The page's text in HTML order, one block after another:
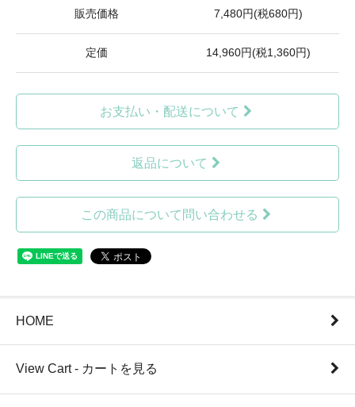
販売価格 7,480円(税680円)
定価 14,960円(税1,360円)
お支払い・配送について
返品について
この商品について問い合わせる
HOME
View Cart - カートを見る